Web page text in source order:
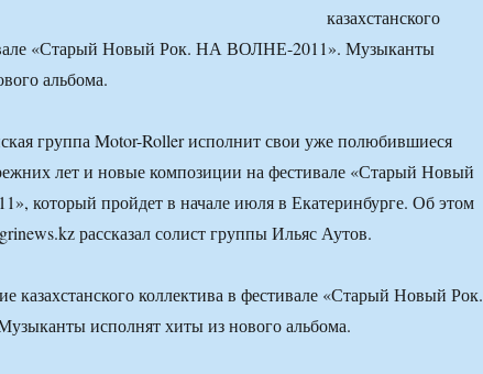
казахстанского
«Старый Новый Рок. НА ВОЛНЕ-2011». Музыканты
альбома.
группа Motor-Roller исполнит свои уже полюбившиеся
лет и новые композиции на фестивале «Старый Новый
который пройдет в начале июля в Екатеринбурге. Об этом
рассказал солист группы Ильяс Аутов.
казахстанского коллектива в фестивале «Старый Новый Рок.
исполнят хиты из нового альбома.